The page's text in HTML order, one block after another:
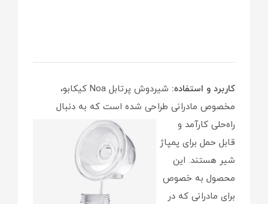
کاربرد و استفاده:
شیردوش پرتابل Noa کیکابو،
مخصوص مادرانی طراحی شده است که به دنبال
راه‌حلی کارآمد و
قابل حمل برای پمپاژ
شیر هستند. این
محصول به خصوص
برای مادرانی که در